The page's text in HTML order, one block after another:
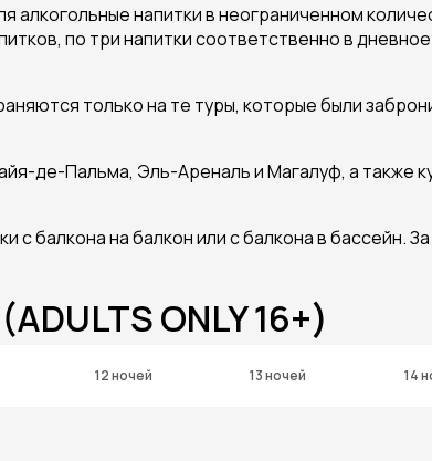
напитки в неограниченном
по три напитки соответственно в
только на те туры, которые были
де-Пальма, Эль-Ареналь и Магалуф, а также
балкона на балкон или с балкона в бассейн. За
ONLY 16+)
12 ночей 13 ночей 14